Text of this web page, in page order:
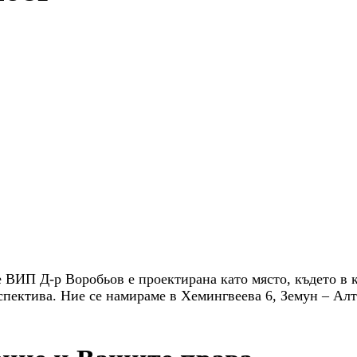
ВИП Д-р Воробьов е проектирана като място, където
Ние се намираме в Хемингвеева 6, Земун –